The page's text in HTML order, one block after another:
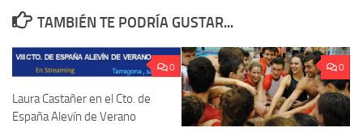
TAMBIÉN TE PODRÍA GUSTAR...
0
Laura Castañer en el Cto. de
España Alevín de Verano
0